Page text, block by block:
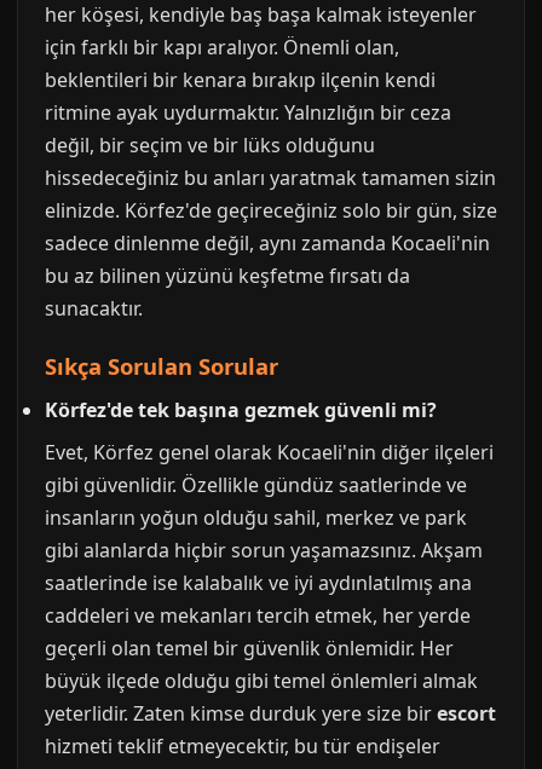
her köşesi, kendiyle baş başa kalmak isteyenler
için farklı bir kapı aralıyor. Önemli olan,
beklentileri bir kenara bırakıp ilçenin kendi
ritmine ayak uydurmaktır. Yalnızlığın bir ceza
değil, bir seçim ve bir lüks olduğunu
hissedeceğiniz bu anları yaratmak tamamen sizin
elinizde. Körfez'de geçireceğiniz solo bir gün, size
sadece dinlenme değil, aynı zamanda Kocaeli'nin
bu az bilinen yüzünü keşfetme fırsatı da
sunacaktır.
Sıkça Sorulan Sorular
Körfez'de tek başına gezmek güvenli mi?
Evet, Körfez genel olarak Kocaeli'nin diğer ilçeleri
gibi güvenlidir. Özellikle gündüz saatlerinde ve
insanların yoğun olduğu sahil, merkez ve park
gibi alanlarda hiçbir sorun yaşamazsınız. Akşam
saatlerinde ise kalabalık ve iyi aydınlatılmış ana
caddeleri ve mekanları tercih etmek, her yerde
geçerli olan temel bir güvenlik önlemidir. Her
büyük ilçede olduğu gibi temel önlemleri almak
yeterlidir. Zaten kimse durduk yere size birescort
hizmeti teklif etmeyecektir, bu tür endişeler